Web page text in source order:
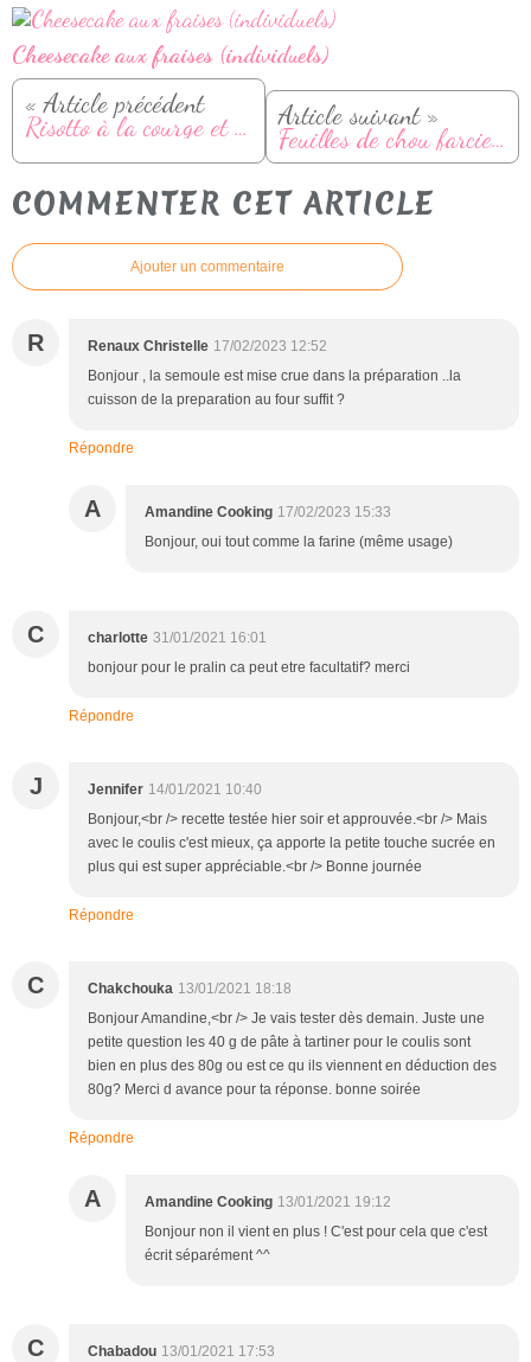
Cheesecake aux fraises (individuels)
« Article précédent
Risotto à la courge et épinards au Cookeo (ou sans) Article suivant »
Feuilles de chou farcies à l'italienne
COMMENTER CET ARTICLE
Ajouter un commentaire
R Renaux Christelle 17/02/2023 12:52
Bonjour , la semoule est mise crue dans la préparation ..la
cuisson de la preparation au four suffit ?
Répondre
A Amandine Cooking 17/02/2023 15:33
Bonjour, oui tout comme la farine (même usage)
C charlotte 31/01/2021 16:01
bonjour pour le pralin ca peut etre facultatif? merci
Répondre
J Jennifer 14/01/2021 10:40
Bonjour,<br /> recette testée hier soir et approuvée.<br /> Mais
avec le coulis c'est mieux, ça apporte la petite touche sucrée en
plus qui est super appréciable.<br /> Bonne journée
Répondre
C Chakchouka 13/01/2021 18:18
Bonjour Amandine,<br /> Je vais tester dès demain. Juste une
petite question les 40 g de pâte à tartiner pour le coulis sont
bien en plus des 80g ou est ce qu ils viennent en déduction des
80g? Merci d avance pour ta réponse. bonne soirée
Répondre
A Amandine Cooking 13/01/2021 19:12
Bonjour non il vient en plus ! C'est pour cela que c'est
écrit séparément ^^
C Chabadou 13/01/2021 17:53